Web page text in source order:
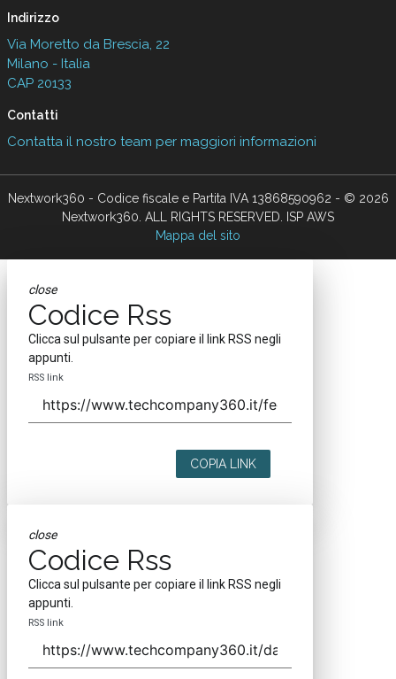
Indirizzo
Via Moretto da Brescia, 22
Milano - Italia
CAP 20133
Contatti
Contatta il nostro team per maggiori informazioni
Nextwork360 - Codice fiscale e Partita IVA 13868590962 - © 2026
Nextwork360. ALL RIGHTS RESERVED. ISP AWS
Mappa del sito
close
Codice Rss
Clicca sul pulsante per copiare il link RSS negli
appunti.
RSS link
COPIA LINK
close
Codice Rss
Clicca sul pulsante per copiare il link RSS negli
appunti.
RSS link